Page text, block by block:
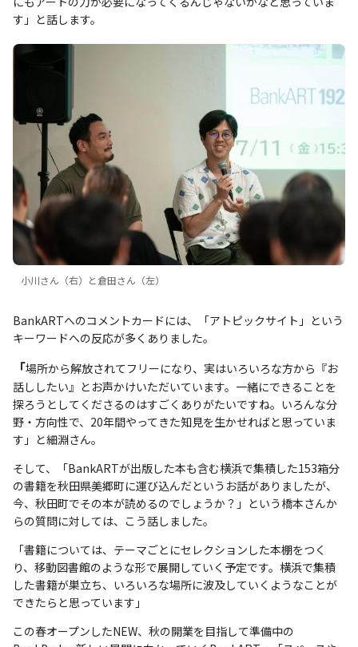
す」と話します。
小川さん（右）と倉田さん（左）
BankARTへのコメントカードには、「アトピックサイト」という
キーワードへの反応が多くありました。
「場所から解放されてフリーになり、実はいろいろな方から『お
話ししたい』とお声かけいただいています。一緒にできることを
探ろうとしてくださるのはすごくありがたいですね。いろんな分
野・方向性で、20年間やってきた知見を生かせればと思っていま
す」と細淵さん。
そして、「BankARTが出版した本も含む横浜で集積した153箱分
の書籍を秋田県美郷町に運び込んだというお話がありましたが、
今、秋田町でその本が読めるのでしょうか？」という橋本さんか
らの質問に対しては、こう話しました。
「書籍については、テーマごとにセレクションした本棚をつく
り、移動図書館のような形で展開していく予定です。横浜で集積
した書籍が巣立ち、いろいろな場所に波及していくようなことが
できたらと思っています」
この春オープンしたNEW、秋の開業を目指して準備中の